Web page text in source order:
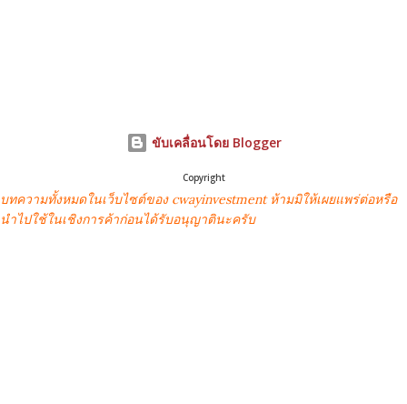
ขับเคลื่อนโดย Blogger
Copyright
บทความทั้งหมดในเว็บไซต์ของ cwayinvestment ห้ามมิให้เผยแพร่ต่อหรือ
นำไปใช้ในเชิงการค้าก่อนได้รับอนุญาตินะครับ